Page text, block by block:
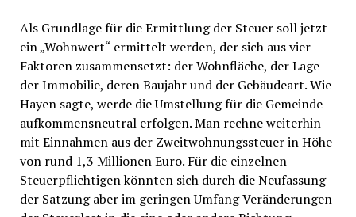
Als Grundlage für die Ermittlung der Steuer soll jetzt
ein „Wohnwert“ ermittelt werden, der sich aus vier
Faktoren zusammensetzt: der Wohnfläche, der Lage
der Immobilie, deren Baujahr und der Gebäudeart. Wie
Hayen sagte, werde die Umstellung für die Gemeinde
aufkommensneutral erfolgen. Man rechne weiterhin
mit Einnahmen aus der Zweitwohnungssteuer in Höhe
von rund 1,3 Millionen Euro. Für die einzelnen
Steuerpflichtigen könnten sich durch die Neufassung
der Satzung aber im geringen Umfang Veränderungen